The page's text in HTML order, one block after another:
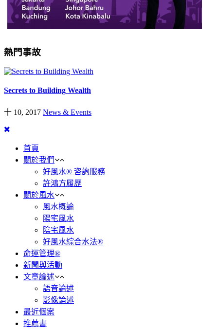
熱門事故
Secrets to Building Wealth
十 10, 2017 News & Events
首頁
關於我們
好風水® 咨詢服務
許鴻方履歷
關於風水
風水概論
陽宅風水
陰宅風水
好風水綜合水法®
命運管理®
新聞與活動
文章論述
語音論述
影像論述
最近個案
推薦書